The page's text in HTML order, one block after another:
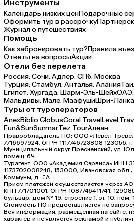
Инструменты
Календарь низких ценПодарочные
Оформить тур в рассрочку
Журнал о путешествиях
Помощь
Как забронировать тур?Правила
Ответы на вопросыАкции
Отели без перелета
Россия:Сочи,Адлер,СПб,Москва
Турция:Стамбул,Анталья,Алания
Египет:Хургада,Шарм-Эль-ШейхОАЭ:
Мальдивы:Мале,МаафушиШри-
Туры от туроператоров
AnexBiblio GlobusCoral Travel
Fun&SunSunmarTez TourАлеан
Правообладатель ПО: ООО «Левел
7716697924, ОГРН 1117746723808 123056, г.
Муниципальный округ Пресненский, ул.
помещ.6Ч
Турагент: ООО «Академия Сервиса» ИНН
1173702008248, 153000, Ивановская обл.,
Коммуны, д. ЗА
Прием платежей осуществляется через
КПП 771701001, ОГРН 1087746411741,
бульвар, дом № 19, строение 1, эт. 10, пом.
Стоимость ПО предоставляется по
Вся информация, размещённая на сайте,
характер и не является рекламой и